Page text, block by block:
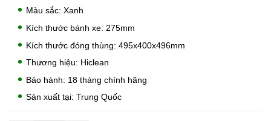
Màu sắc: Xanh
Kích thước bánh xe: 275mm
Kích thước đóng thùng: 495x400x496mm
Thương hiệu: Hiclean
Bảo hành: 18 tháng chính hãng
Sản xuất tại: Trung Quốc